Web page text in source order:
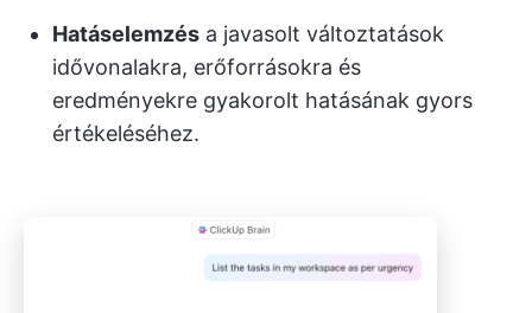
Hatáselemzés a javasolt változtatások
idővonalakra, erőforrásokra és
eredményekre gyakorolt hatásának gyors
értékeléséhez.